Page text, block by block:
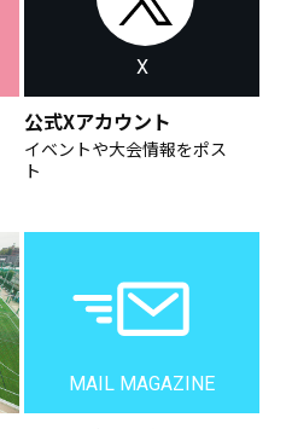
X
公式Xアカウント
イベントや大会情報をポス
ト
MAIL MAGAZINE